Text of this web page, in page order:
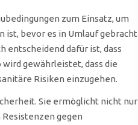
zum Einsatz, um
ist, bevor es in Umlauf gebracht
entscheidend dafür ist, dass
gewährleistet, dass die
Risiken einzugehen.
Sie ermöglicht nicht nur
gegen